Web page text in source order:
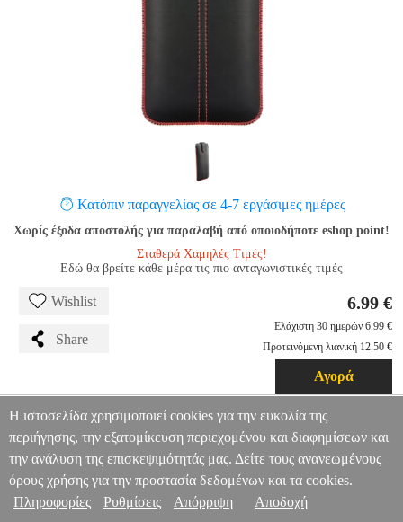
Κατόπιν παραγγελίας σε 4-7 εργάσιμες ημέρες
Χωρίς έξοδα αποστολής για παραλαβή από οποιοδήποτε eshop point!
Σταθερά Χαμηλές Τιμές!
Εδώ θα βρείτε κάθε μέρα τις πιο ανταγωνιστικές τιμές
Wishlist
Share
6.99 €
Ελάχιστη 30 ημερών 6.99 €
Προτεινόμενη λιανική 12.50 €
Αγορά
Περιγραφή Αξιολόγηση
FORCELL POCKET POUCH CASE ULTRA SLIM M4 -
SAMSUNG GALAXY A6+ 2018/A7 2018/MATE 20 LITE BLACK
TEL.060407 TEL.060407 FORCELL FORCELL ΘΗΚΗ
FORCELL POCKET POUCH CASE ULTRA SLIM M4 -
Πληροφορίες & Υπηρεσίες >
Η ιστοσελίδα χρησιμοποιεί cookies για την ευκολία της
περιήγησης, την εξατομίκευση περιεχομένου και διαφημίσεων και
την ανάλυση της επισκεψιμότητάς μας. Δείτε τους ανανεωμένους
όρους χρήσης για την προστασία δεδομένων και τα cookies.
Πληροφορίες
Ρυθμίσεις Απόρριψη Αποδοχή